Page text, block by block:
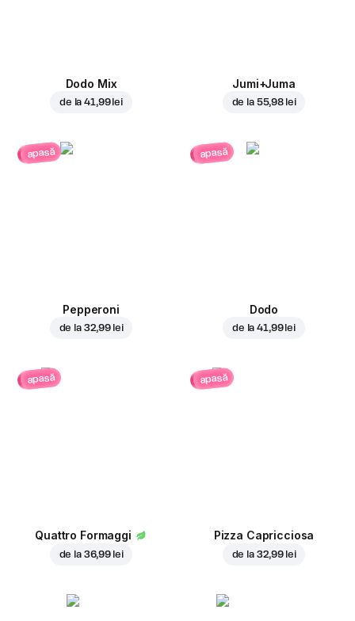
Dodo Mix
de la41,99 lei
Jumi+Juma
de la 55,98 lei
apasă
Pepperoni
de la 32,99 lei
apasă
Dodo
de la41,99 lei
apasă
Quattro Formaggi
de la 36,99 lei
apasă
Pizza Capricciosa
de la 32,99 lei